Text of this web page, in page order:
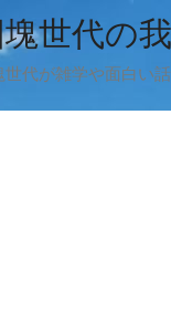
世代の
世代が雑学や面白い